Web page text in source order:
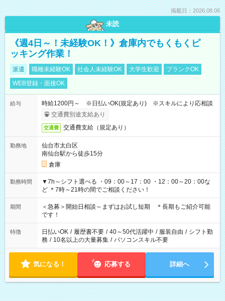
掲載日：2026.08.06
未読
《週4日～！未経験OK！》倉庫内でもくもくピ
ッキング作業！
派遣 職種未経験OK 社会人未経験OK 大学生歓迎
ブランクOK
WEB登録・面接OK
給与
時給1200円～ ※日払いOK(規定あり) ※スキルにより応相談
交通費別途支給あり
交通費 交通費支給（規定あり）
勤務地
仙台市太白区
南仙台駅から徒歩15分
倉庫
勤務時間
▼7h～シフト選べる ・09：00～17：00 ・12：00～20：00な
ど ＊7時～21時の間でご相談ください！
期間
＜急募＞開始日相談～まずはお試し短期 ＊長期もご紹介可能
です！
特徴 日払いOK / 履歴書不要 / 40～50代活躍中 / 服装自由 / シフト勤
務 / 10名以上の大量募集 / パソコンスキル不要
気になる！ 応募する 詳細へ